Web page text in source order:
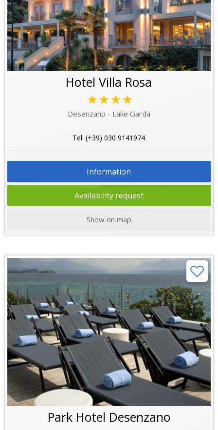
Hotel Villa Rosa
★★★★
Desenzano - Lake Garda
Tel. (+39) 030 9141974
Information
Availability request
Show on map
Park Hotel Desenzano